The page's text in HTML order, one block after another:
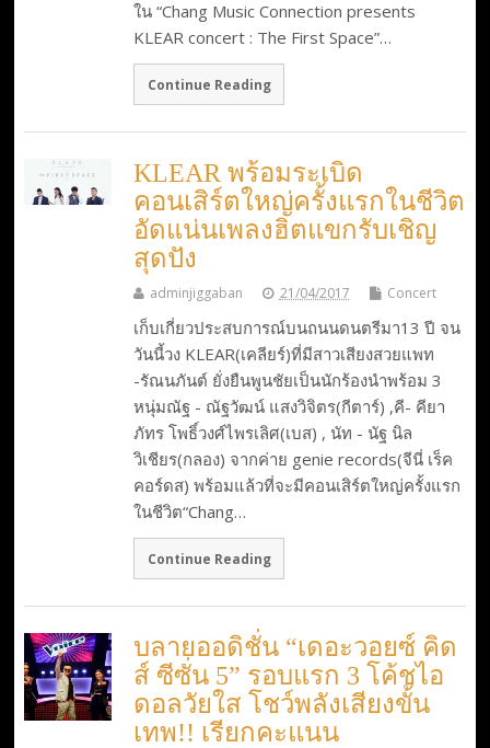
ใน “Chang Music Connection presents
KLEAR concert : The First Space”…
Continue Reading
KLEAR พร้อมระเบิด
คอนเสิร์ตใหญ่ครั้งแรกในชีวิต
อัดแน่นเพลงฮิตแขกรับเชิญ
สุดปัง
adminjiggaban 21/04/2017 Concert
เก็บเกี่ยวประสบการณ์บนถนนดนตรีมา13 ปี จน
วันนี้วง KLEAR(เคลียร์)ที่มีสาวเสียงสวยแพท
-รัณนภันต์ ยั่งยืนพูนชัยเป็นนักร้องนำพร้อม 3
หนุ่มณัฐ - ณัฐวัฒน์ แสงวิจิตร(กีตาร์) ,คี- คียา
ภัทร โพธิ์วงศ์ไพรเลิศ(เบส) , นัท - นัฐ นิล
วิเชียร(กลอง) จากค่าย genie records(จีนี่ เร็ค
คอร์ดส) พร้อมแล้วที่จะมีคอนเสิร์ตใหญ่ครั้งแรก
ในชีวิต“Chang…
Continue Reading
บลายออดิชั่น “เดอะวอยซ์ คิด
ส์ ซีซั่น 5” รอบแรก 3 โค้ชไอ
ดอลวัยใส โชว์พลังเสียงขั้น
เทพ!! เรียกคะแนน